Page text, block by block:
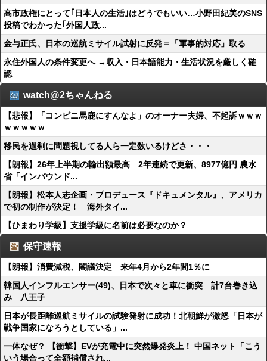
高市政権にとって｢日本人の生活｣はどうでもいい…小野田紀美のSNS
投稿でわかった｢外国人政...
金与正氏、日本の巡航ミサイル試射に反発＝「軍事的対応」取る
永住外国人の条件変更へ →収入・日本語能力・生活状況を厳しく確
認
watch@2ちゃんねる
【悲報】「コンビニ馬鹿にすんなよ」のオーナー夫婦、不起訴ｗｗｗ
ｗｗｗｗｗ
移民を過剰に問題視してる人ら一定数いるけどさ・・・
【朗報】26年上半期の輸出額最高 2年連続で更新、8977億円 農水
省「インバウンド...
【朗報】松本人志企画・プロデュース『ドキュメンタル』、アメリカ
で初の制作が決定！ 海外タイ...
【ひまわり学級】支援学級に名前は必要なのか？
保守速報
【朗報】消費減税、閣議決定 来年4月から2年間1％に
韓国人インフルエンサー(49)、日本で次々と車に衝突 計7台巻き込
み 八王子
日本が長距離巡航ミサイルの試験発射に成功！北朝鮮が激怒「日本が
戦争国家になろうとしている」...
一体なぜ？ 【衝撃】EVが充電中に突然爆発炎上！ 中国ネット「こう
いう場合って全額補償され...